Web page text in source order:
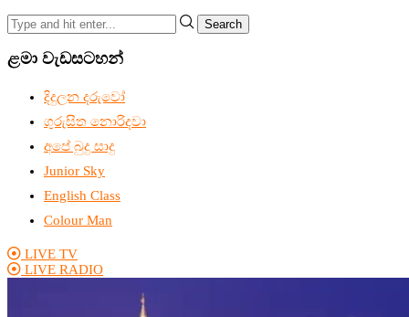
Search
ළමා වැඩසටහන්
දිදුලන දරුවෝ
ගුරුසිත නොරිදවා
අපේ බුදු සාදු
Junior Sky
English Class
Colour Man
LIVE TV
LIVE RADIO